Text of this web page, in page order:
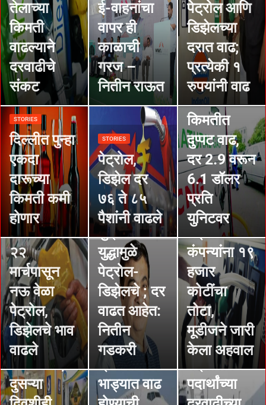
तेलाच्या
किमती
वाढल्याने
दरवाढीचे
संकट
ई-वाहनांचा
वापर ही
काळाची
गरज –
नितीन राऊत
पेट्रोल आणि
डिझेलच्या
दरात वाढ;
प्रत्येकी १
रुपयांनी वाढ
STORIES
दिल्लीत पुन्हा
एकदा
दारूच्या
किमती कमी
होणार
STORIES
पेट्रोल,
डिझेल दर
७६ ते ८५
पैशांनी वाढले
पीएनजी
महागणार,
घरगुती
नैसर्गिक
गॅसची
किमतीत
दुप्पट वाढ,
दर 2.9 वरून
6.1 डॉलर
प्रति
युनिटवर
STORIES
२२
मार्चपासून
नऊ वेळा
पेट्रोल,
डिझेलचे भाव
वाढले
STORIES
रशिया-
युक्रेन
युद्धामुळे
पेट्रोल-
डिझेलचे ; दर
वाढत आहेत:
नितीन
गडकरी
STORIES
५
महिन्यांपासून
इंधनाच्या
दरात वाढ न
केल्याने
पेट्रोलियम
कंपन्यांना १९
हजार
कोटींचा
तोटा,
मूडीजने जारी
केला अहवाल
STORIES
इंधन
दरवाढीचा
डबल डोस;
दुसऱ्या
STORIES
जेट
विमानांच्या
इंधनाचे दर
गगनाला;
प्रवासी
भाड्यात वाढ
STORIES
स्पेनमध्ये
पेट्रोलियम
पदार्थांच्या
STORIES